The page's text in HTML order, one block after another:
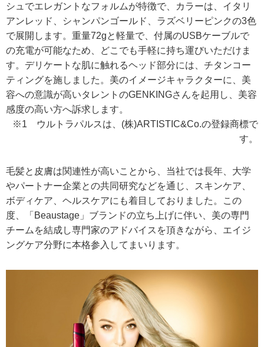
シュでエレガントなフォルムが特徴で、カラーは、イタリ
アンレッド、シャンパンゴールド、ラズベリーピンクの3色
で展開します。重量72gと軽量で、付属のUSBケーブルで
の充電が可能なため、どこでも手軽に持ち運びいただけま
す。デリケートな肌に触れるヘッド部分には、チタンコー
ティングを施しました。美のイメージキャラクターに、美
容への意識が高いタレントのGENKINGさんを起用し、美容
感度の高い方へ訴求します。
※1 ウルトラパルスは、(株)ARTISTIC&Co.の登録商標で
す。
毛髪と皮膚は関連性が高いことから、当社では長年、大学
やパートナー企業との共同研究などを通じ、スキンケア、
ボディケア、ヘルスケアにも着目しておりました。この
度、「Beaustage」ブランドの立ち上げに伴い、美の専門
チームを結成し専門家のアドバイスを頂きながら、エイジ
ングケア分野に本格参入してまいります。